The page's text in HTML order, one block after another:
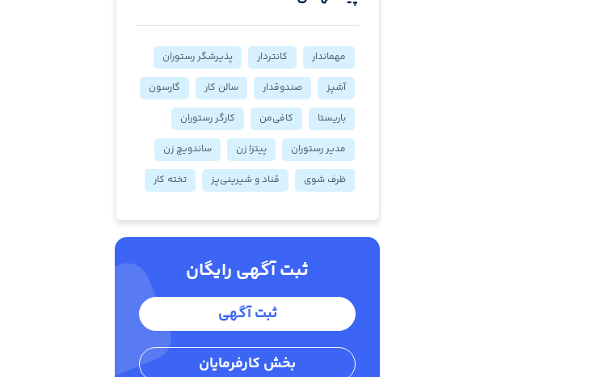
مهماندار کانتر‌دار
پذیرشگر رستوران
آشپز
صندوقدار سالن کار
گارسون
باریستا
کافی‌من
کارگر رستوران
مدیر رستوران
پیتزا زن
ساندویچ زن
ظرف شوی
قناد و شیرینی‌پز تخته کار
ثبت آگهی رایگان
ثبت آگهی
بخش کارفرمایان